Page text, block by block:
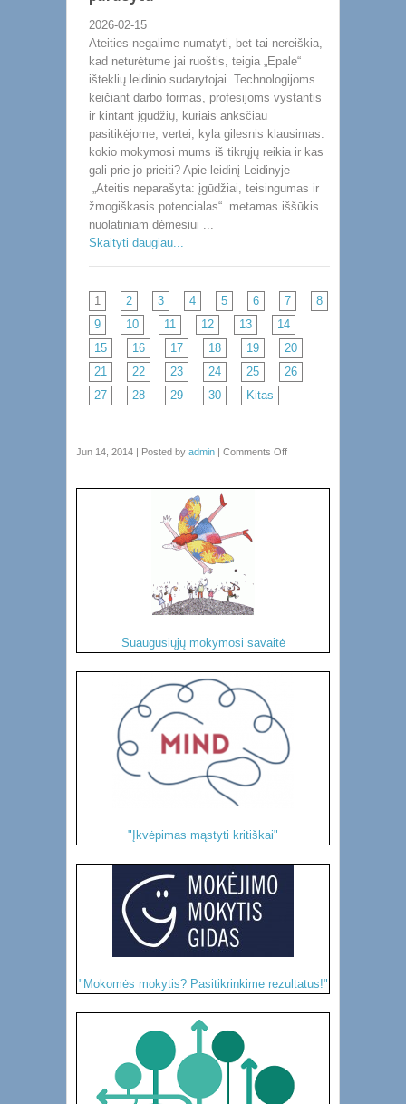
2026-02-15
Ateities negalime numatyti, bet tai nereiškia,
kad neturėtume jai ruoštis, teigia „Epale“
išteklių leidinio sudarytojai. Technologijoms
keičiant darbo formas, profesijoms vystantis
ir kintant įgūdžių, kuriais anksčiau
pasitikėjome, vertei, kyla gilesnis klausimas:
kokio mokymosi mums iš tikrųjų reikia ir kas
gali prie jo prieiti? Apie leidinį Leidinyje
„Ateitis neparašyta: įgūdžiai, teisingumas ir
žmogiškasis potencialas“ metamas iššūkis
nuolatiniam dėmesiui ...
Skaityti daugiau...
1 2 3 4 5 6 7
8
9
10 11 12 13
14
15
16 17 18 19
20
21
22 23 24 25
26
27
28 29 30 Kitas
Jun 14, 2014 | Posted by admin Comments Off
Suaugusiųjų mokymosi savaitė
"Įkvėpimas mąstyti kritiškai"
"Mokomės mokytis? Pasitikrinkime rezultatus!"